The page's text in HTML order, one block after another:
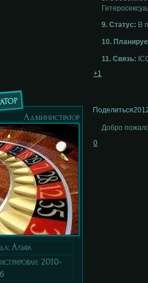
9. Статус: В
10.
11. Связь:
+1
Поделиться
Администратор
Альфа
: 2010-
Добро
0